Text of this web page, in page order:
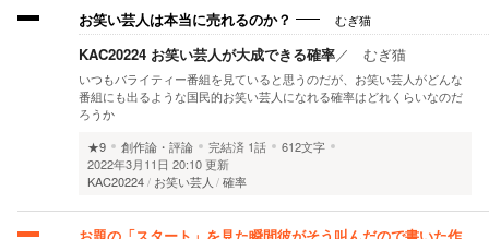
お笑い芸人は本当に売れるのか？ むぎ猫
KAC20224 お笑い芸人が大成できる確率／ むぎ猫
いつもバライティー番組を見ていると思うのだが、お笑い芸人がどんな
番組にも出るような国民的お笑い芸人になれる確率はどれくらいなのだ
ろうか
★9
創作論・評論 完結済 1話
612文字
2022年3月11日 20:10 更新
KAC20224
お笑い芸人 確率